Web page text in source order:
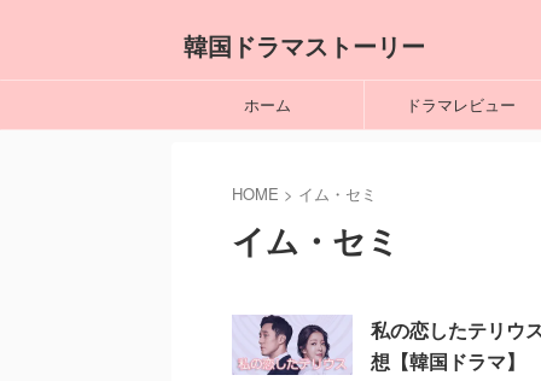
韓国ドラマストーリー
ホーム ドラマレビュー
HOME > イム・セミ
イム・セミ
私の恋したテリウ
想【韓国ドラマ】